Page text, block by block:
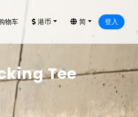
物车 港币 简 登入
Tee